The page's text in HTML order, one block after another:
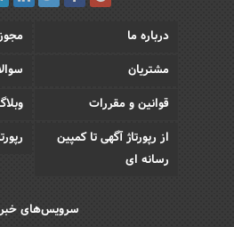
درباره ما
مشتریان
قوانین و مقررات
از رپورتاژ آگهی تا کمپین
رسانه ای
سرویس‌های